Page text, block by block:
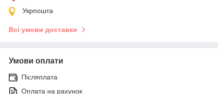
Укрпошта
Всі умови доставки
Умови оплати
Післяплата
Оплата на рахунок